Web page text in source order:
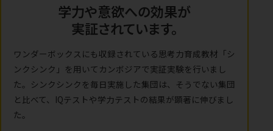
学力や意欲への効果が
実証されています。
ワンダーボックスにも収録されている思考力育成教材「シ
ンクシンク」を用いてカンボジアで実証実験を行いまし
た。シンクシンクを毎日実施した集団は、そうでない集団
と比べて、IQテストや学力テストの結果が顕著に伸びまし
た。